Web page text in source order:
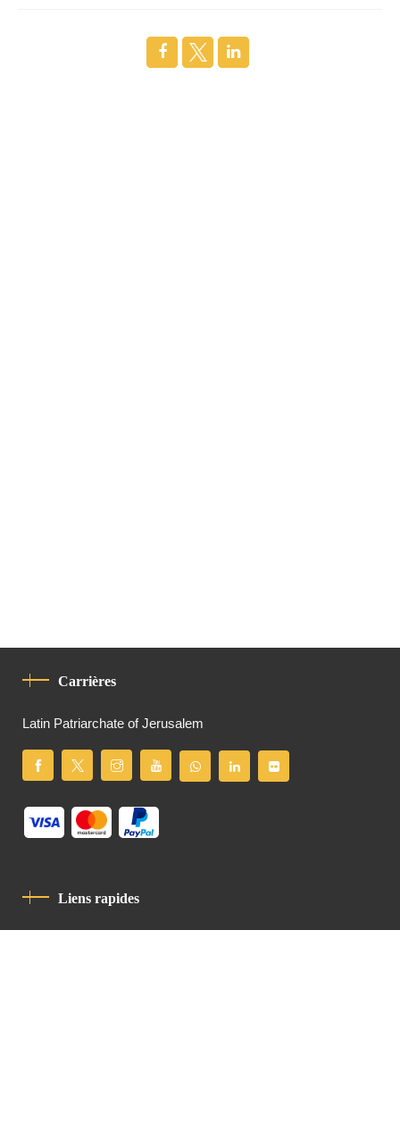
Carrières
Latin Patriarchate of Jerusalem
Liens rapides